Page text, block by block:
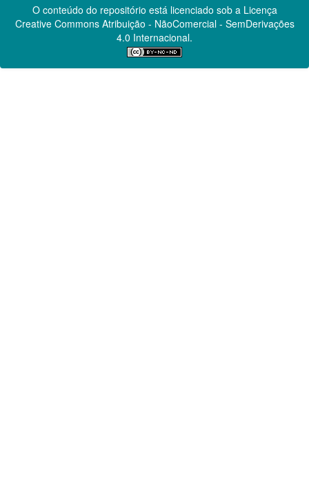
O conteúdo do repositório está licenciado sob a Licença
Creative CommonsAtribuição - NãoComercial - SemDerivações
4.0 Internacional.